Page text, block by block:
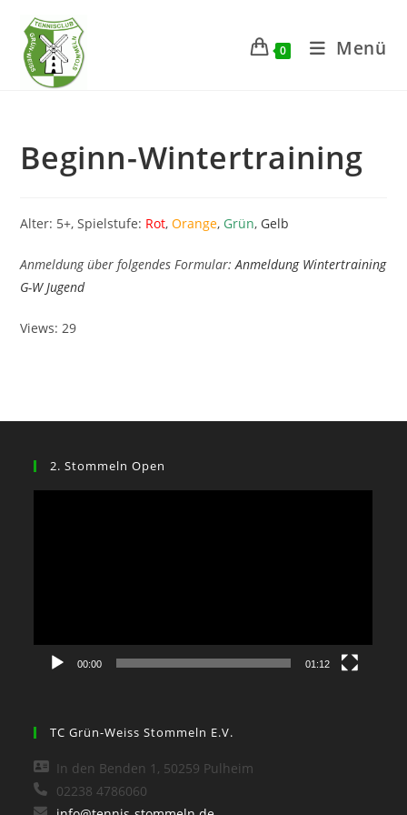
Inhalt
springen
0 Menü
Beginn-Wintertraining
Alter: 5+, Spielstufe: Rot,Orange, Grün, Gelb
Anmeldung über folgendes Formular:Anmeldung Wintertraining
G-W Jugend
Views: 29
2. Stommeln Open
00:00 01:12
TC Grün-Weiss Stommeln E.V.
In den Benden 1, 50259 Pulheim
02238 4786060